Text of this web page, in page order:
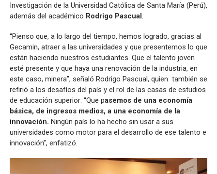
Investigación de la Universidad Católica de Santa María (Perú),
además del académico Rodrigo Pascual.
“Pienso que, a lo largo del tiempo, hemos logrado, gracias al
Gecamin, atraer a las universidades y que presentemos lo que
están haciendo nuestros estudiantes. Que el talento joven
esté presente y que haya una renovación de la industria, en
este caso, minera”, señaló Rodrigo Pascual, quien también se
refirió a los desafíos del país y el rol de las casas de estudios
de educación superior: “Que pasemos de una economía
básica, de ingresos medios, a una economía de la
innovación. Ningún país lo ha hecho sin usar a sus
universidades como motor para el desarrollo de ese talento e
innovación”, enfatizó.